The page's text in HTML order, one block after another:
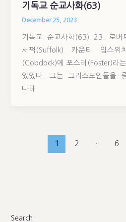
기독교 순교사화(63)
December 25, 2023
기독교 순교사화(63) 23. 로버
서퍽(Suffolk) 카운티 입스위
(Cobdock)에 포스터(Foster)라
있었다. 그는 그리스도인들을
다해
1 2 … 6
Search